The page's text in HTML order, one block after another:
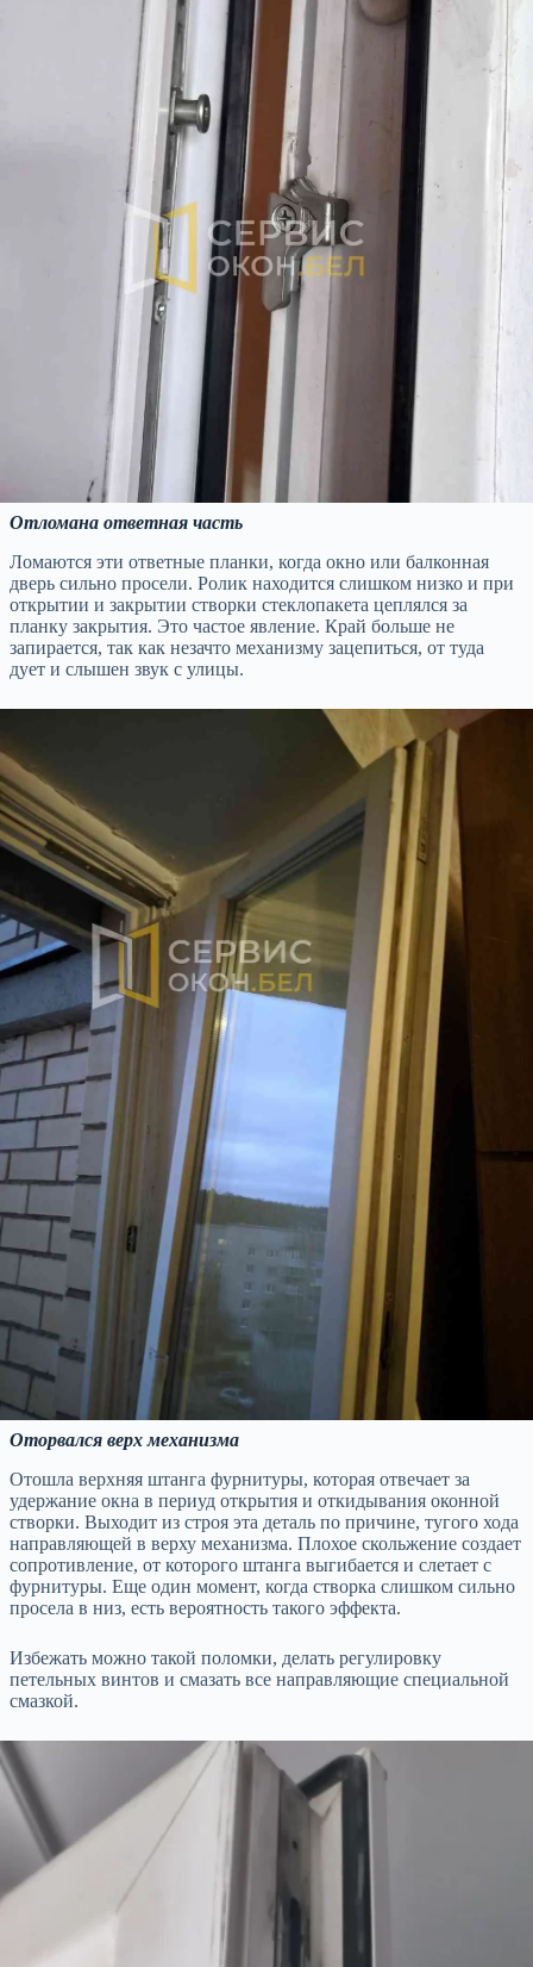
Отломана ответная часть
Ломаются эти ответные планки, когда окно или балконная
дверь сильно просели. Ролик находится слишком низко и при
открытии и закрытии створки стеклопакета цеплялся за
планку закрытия. Это частое явление. Край больше не
запирается, так как незачто механизму зацепиться, от туда
дует и слышен звук с улицы.
Оторвался верх механизма
Отошла верхняя штанга фурнитуры, которая отвечает за
удержание окна в периуд открытия и откидывания оконной
створки. Выходит из строя эта деталь по причине, тугого хода
направляющей в верху механизма. Плохое скольжение создает
сопротивление, от которого штанга выгибается и слетает с
фурнитуры. Еще один момент, когда створка слишком сильно
просела в низ, есть вероятность такого эффекта.
Избежать можно такой поломки, делать регулировку
петельных винтов и смазать все направляющие специальной
смазкой.